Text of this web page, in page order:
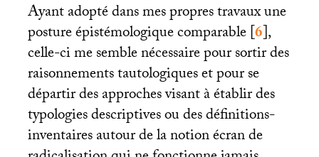
Ayant adopté dans mes propres travaux une
posture épistémologique comparable[6],
celle-ci me semble nécessaire pour sortir des
raisonnements tautologiques et pour se
départir des approches visant à établir des
typologies descriptives ou des définitions-
inventaires autour de la notion écran de